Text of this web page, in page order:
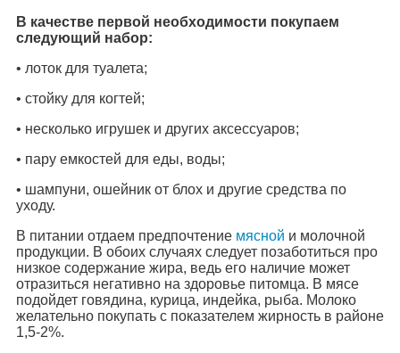
В качестве первой необходимости покупаем
следующий набор:
• лоток для туалета;
• стойку для когтей;
• несколько игрушек и других аксессуаров;
• пару емкостей для еды, воды;
• шампуни, ошейник от блох и другие средства по
уходу.
В питании отдаем предпочтение мясной и молочной
продукции. В обоих случаях следует позаботиться про
низкое содержание жира, ведь его наличие может
отразиться негативно на здоровье питомца. В мясе
подойдет говядина, курица, индейка, рыба. Молоко
желательно покупать с показателем жирность в районе
1,5-2%.